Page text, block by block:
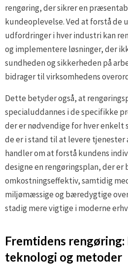
rengøring, der sikrer en
kundeoplevelse. Ved at forstå de
udfordringer i hver industri kan
og implementere løsninger, der
sundheden og sikkerheden på
bidrager til virksomhedens
Dette betyder også, at
specialuddannes i de specifikke
der er nødvendige for hver
de er i stand til at levere
handler om at forstå kundens
designe en rengøringsplan, der er
omkostningseffektiv, samtidig
miljømæssige og bæredygtige
stadig mere vigtige i moderne
Fremtidens
teknologi og metoder